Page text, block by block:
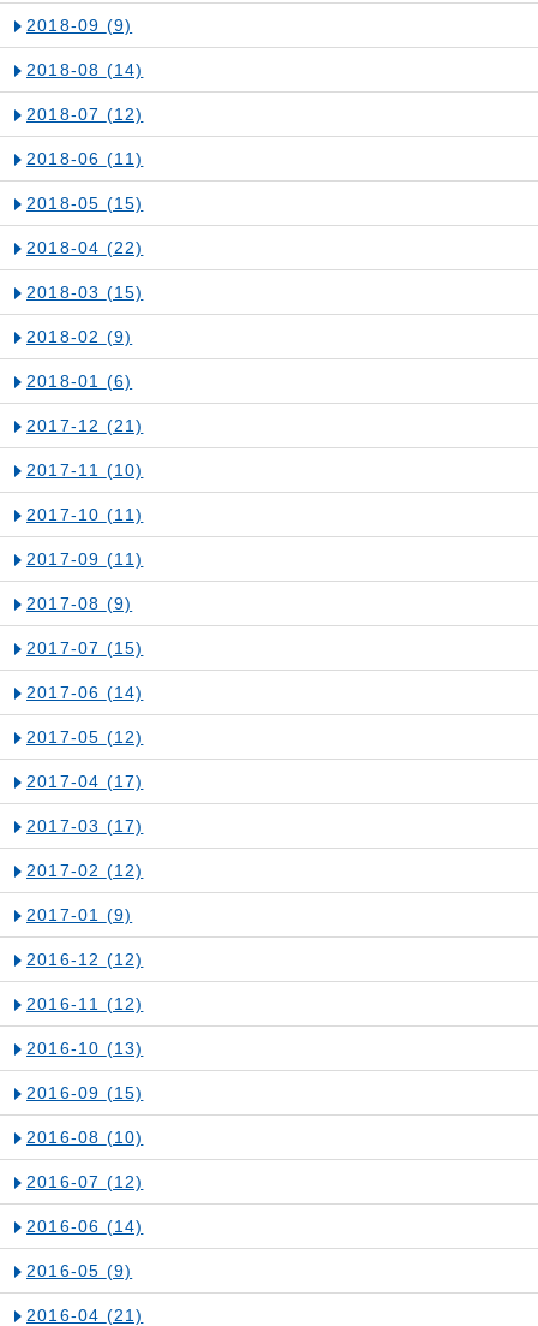
2018-09 (9)
2018-08 (14)
2018-07 (12)
2018-06 (11)
2018-05 (15)
2018-04 (22)
2018-03 (15)
2018-02 (9)
2018-01 (6)
2017-12 (21)
2017-11 (10)
2017-10 (11)
2017-09 (11)
2017-08 (9)
2017-07 (15)
2017-06 (14)
2017-05 (12)
2017-04 (17)
2017-03 (17)
2017-02 (12)
2017-01 (9)
2016-12 (12)
2016-11 (12)
2016-10 (13)
2016-09 (15)
2016-08 (10)
2016-07 (12)
2016-06 (14)
2016-05 (9)
2016-04 (21)